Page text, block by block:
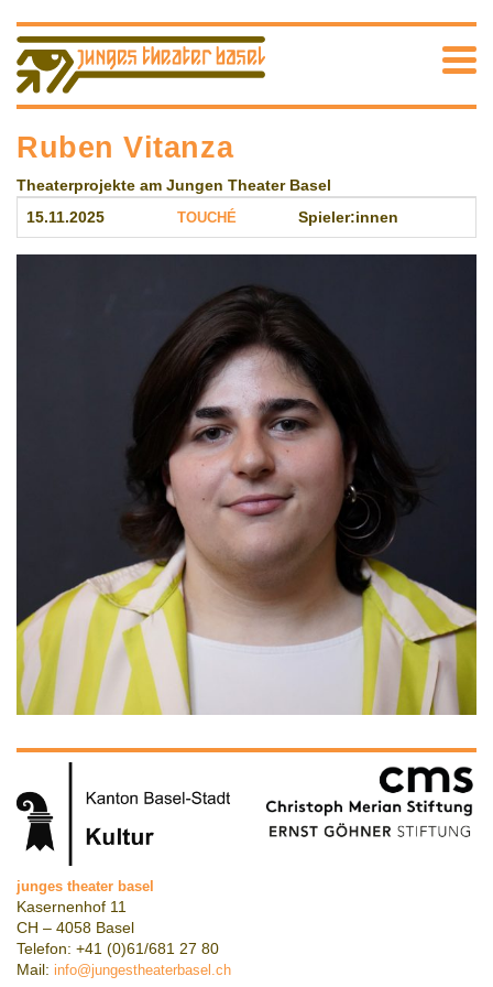
Ruben Vitanza
Theaterprojekte am Jungen Theater Basel
15.11.2025 TOUCHÉ Spieler:innen
junges theater basel
Kasernenhof 11
CH – 4058 Basel
Telefon: +41 (0)61/681 27 80
Mail: info@jungestheaterbasel.ch